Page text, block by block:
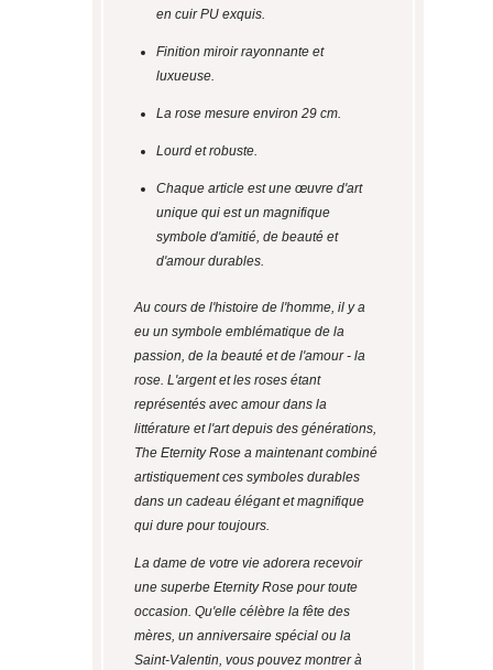
en cuir PU exquis.
Finition miroir rayonnante et
luxueuse.
La rose mesure environ 29 cm.
Lourd et robuste.
Chaque article est une œuvre d'art
unique qui est un magnifique
symbole d'amitié, de beauté et
d'amour durables.
Au cours de l'histoire de l'homme, il y a
eu un symbole emblématique de la
passion, de la beauté et de l'amour - la
rose. L'argent et les roses étant
représentés avec amour dans la
littérature et l'art depuis des générations,
The Eternity Rose a maintenant combiné
artistiquement ces symboles durables
dans un cadeau élégant et magnifique
qui dure pour toujours.
La dame de votre vie adorera recevoir
une superbe Eternity Rose pour toute
occasion. Qu'elle célèbre la fête des
mères, un anniversaire spécial ou la
Saint-Valentin, vous pouvez montrer à